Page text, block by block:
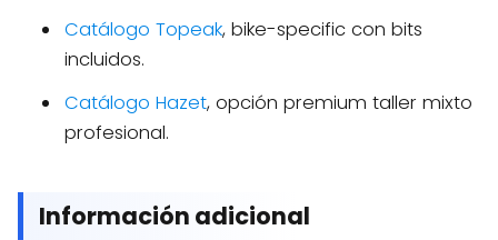
Catálogo Topeak, bike-specific con bits
incluidos.
Catálogo Hazet, opción premium taller mixto
profesional.
Información adicional